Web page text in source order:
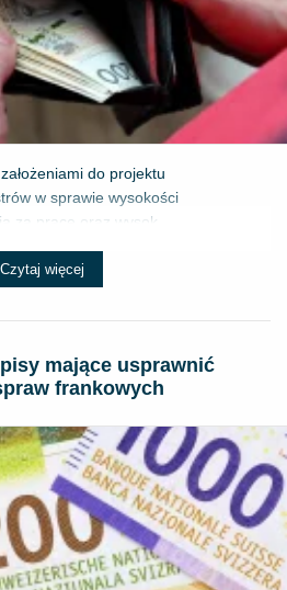
do projektu
w sprawie wysokości
za pracę oraz wysok...
Czytaj więcej
mające usprawnić
frankowych